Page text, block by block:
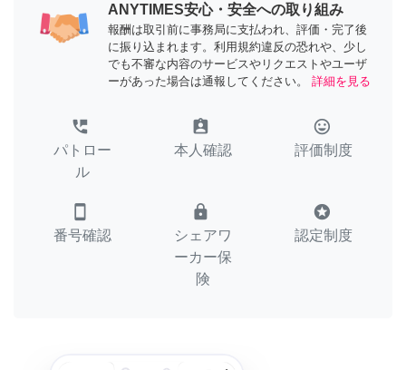
ANYTIMES安心・安全への取り組み
報酬は取引前に事務局に支払われ、評価・完了後
に振り込まれます。利用規約違反の恐れや、少し
でも不審な内容のサービスやリクエストやユーザ
ーがあった場合は通報してください。
詳細を見る
perm_phone_msg
パトロー
ル
assignment_ind
本人確認
tag_faces
評価制度
smartphone
番号確認
lock
シェアワ
ーカー保
険
stars
認定制度